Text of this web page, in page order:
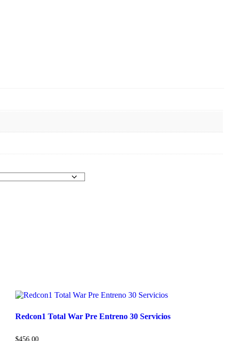
Redcon1 Total War Pre Entreno 30 Servicios
$456.00